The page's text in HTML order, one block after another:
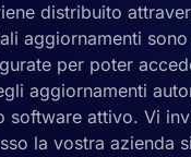
distribuito
aggiornamenti
per poter
aggiornamenti
software attivo. Vi
la vostra azienda